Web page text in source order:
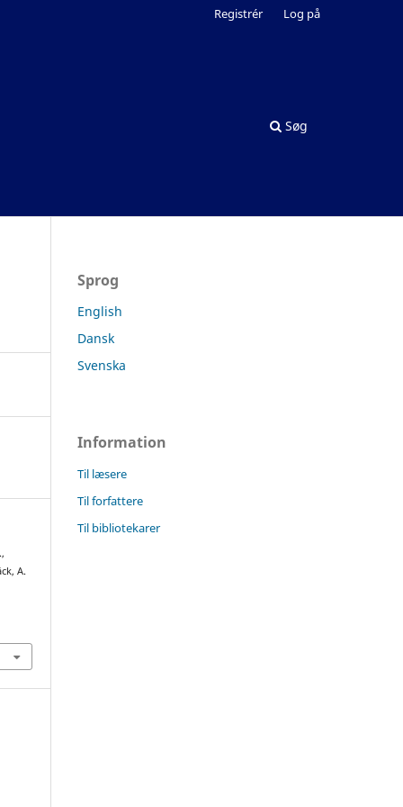
Søg
Registrér Log på
A.
Sprog
English
Dansk
Svenska
Information
Til læsere
Til forfattere
Til bibliotekarer